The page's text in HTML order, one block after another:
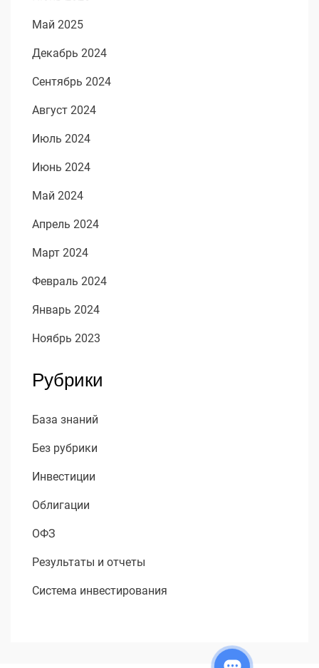
Май 2025
Декабрь 2024
Сентябрь 2024
Август 2024
Июль 2024
Июнь 2024
Май 2024
Апрель 2024
Март 2024
Февраль 2024
Январь 2024
Ноябрь 2023
Рубрики
База знаний
Без рубрики
Инвестиции
Облигации
ОФЗ
Результаты и отчеты
Система инвестирования